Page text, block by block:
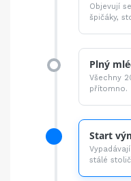
Objevují
špičáky,
Plný
Všechny
přítomno.
Start
stálé